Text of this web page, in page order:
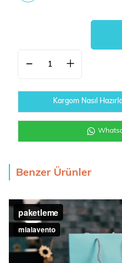
Kargom Nasıl
Benzer Ürünler